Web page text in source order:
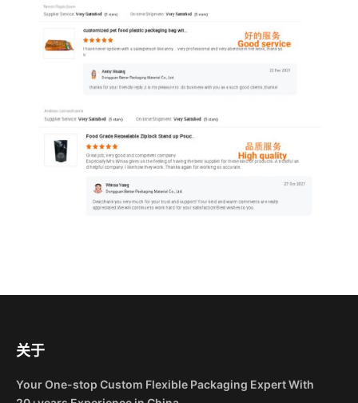
关于
Your One-stop Custom Flexible Packaging Expert With